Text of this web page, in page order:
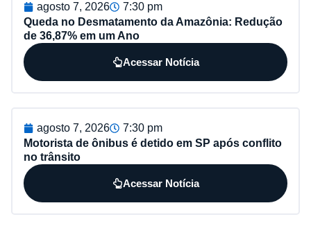
agosto 7, 2026
7:30 pm
Queda no Desmatamento da Amazônia: Redução
de 36,87% em um Ano
Acessar Notícia
agosto 7, 2026
7:30 pm
Motorista de ônibus é detido em SP após conflito
no trânsito
Acessar Notícia